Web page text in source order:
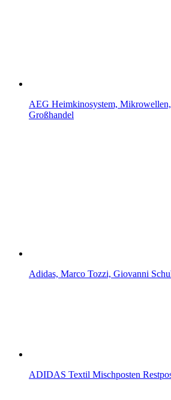
AEG Heimkinosystem,
Großhandel
Adidas, Marco Tozzi, Giovanni
ADIDAS Textil Mischposten